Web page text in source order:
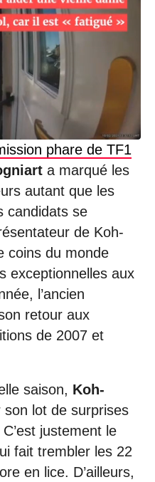
phare de TF1
a marqué les
autant que les
candidats se
de Koh-
coins du monde
exceptionnelles aux
l’ancien
retour aux
de 2007 et
saison, Koh-
son lot de surprises
justement le
fait trembler les 22
en lice. D’ailleurs,